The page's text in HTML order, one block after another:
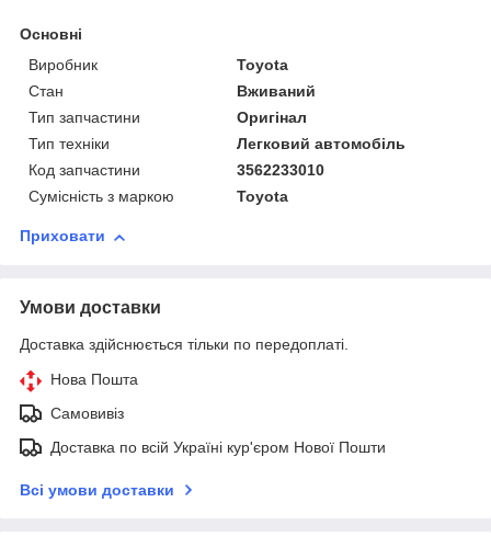
Основні
Виробник
Toyota
Стан
Вживаний
Тип запчастини
Оригінал
Тип техніки
Легковий автомобіль
Код запчастини
3562233010
Сумісність з маркою
Toyota
Приховати
Умови доставки
Доставка здійснюється тільки по передоплаті.
Нова Пошта
Самовивіз
Доставка по всій Україні кур'єром Нової Пошти
Всі умови доставки